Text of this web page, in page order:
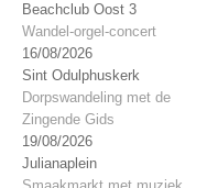
Beachclub Oost 3
Wandel-orgel-concert
16/08/2026
Sint Odulphuskerk
Dorpswandeling met de
Zingende Gids
19/08/2026
Julianaplein